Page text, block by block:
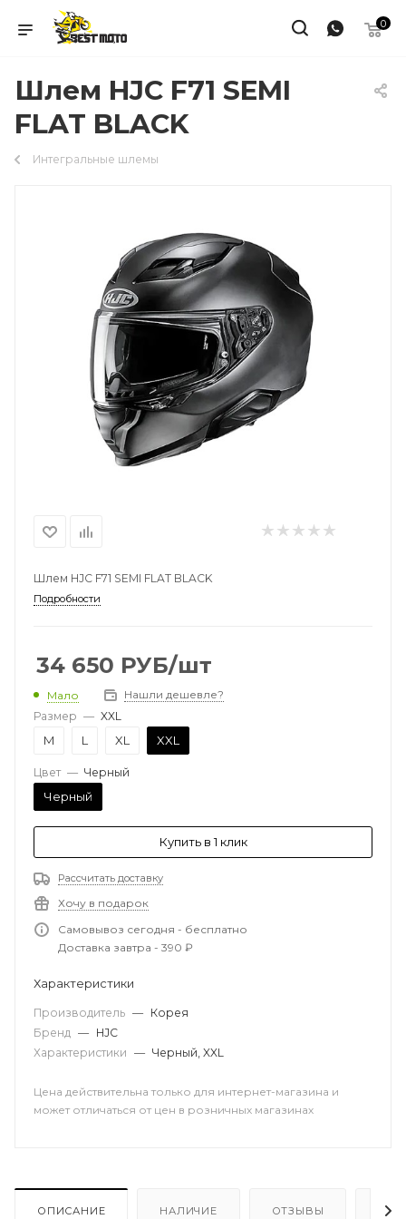
0
Шлем HJC F71 SEMI
FLAT BLACK
Интегральные шлемы
Шлем HJC F71 SEMI FLAT BLACK
Подробности
34 650 РУБ/шт
Мало
Нашли дешевле?
Размер — XXL
M L XL XXL
Цвет — Черный
Черный
Купить в 1 клик
Рассчитать доставку
Хочу в подарок
Самовывоз сегодня - бесплатно
Доставка завтра - 390 ₽
Характеристики
Производитель — Корея
Бренд — HJC
Характеристики — Черный, XXL
Цена действительна только для интернет-магазина и
может отличаться от цен в розничных магазинах
ОПИСАНИЕ НАЛИЧИЕ ОТЗЫВЫ